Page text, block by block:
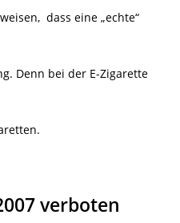
dass eine „echte“
Denn bei der E-Zigarette
verboten